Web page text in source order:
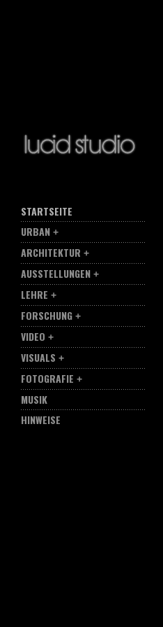
STARTSEITE
URBAN
ARCHITEKTUR
AUSSTELLUNGEN
LEHRE
FORSCHUNG
VIDEO
VISUALS
FOTOGRAFIE
MUSIK
HINWEISE